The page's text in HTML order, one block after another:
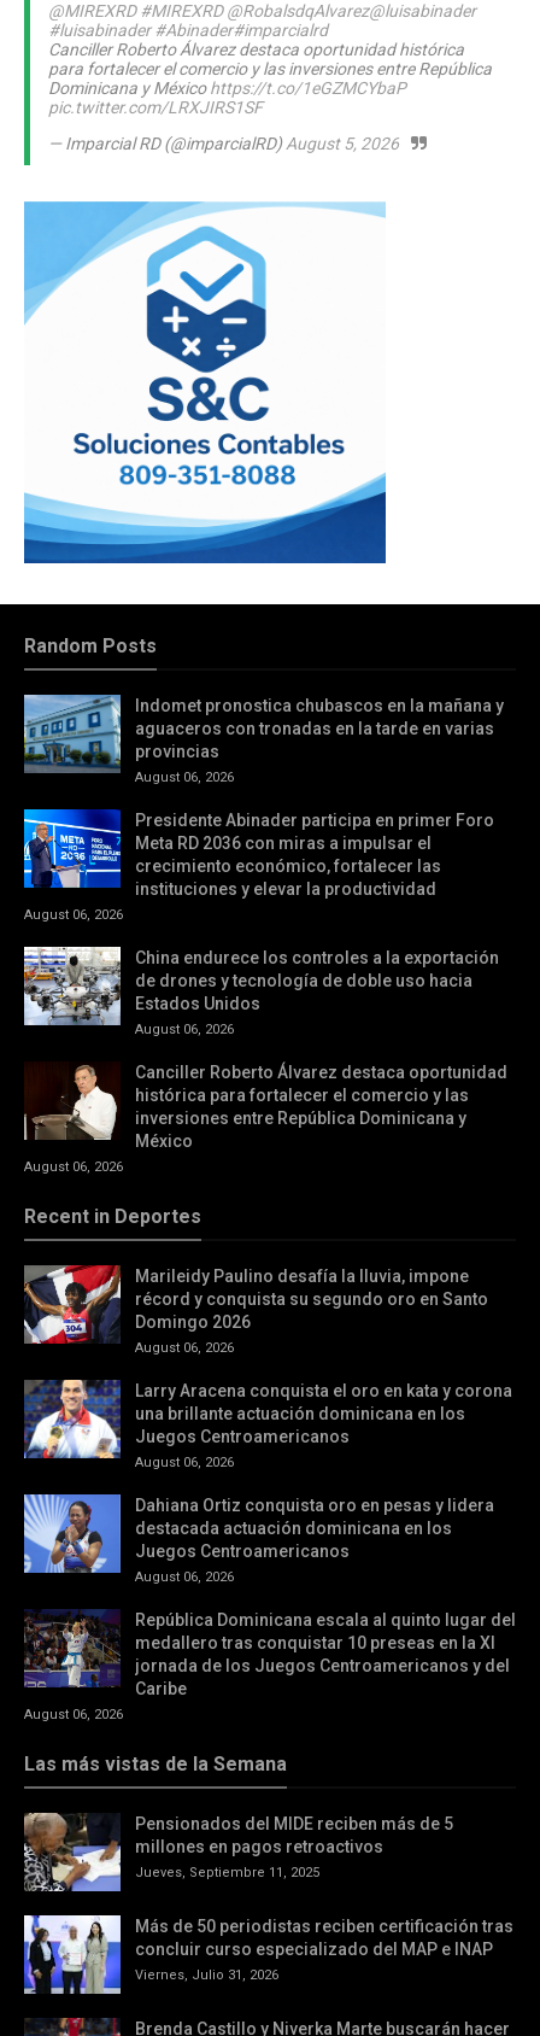
@MIREXRD #MIREXRD @RobalsdqAlvarez@luisabinader
#luisabinader #Abinader#imparcialrd
Canciller Roberto Álvarez destaca oportunidad histórica
para fortalecer el comercio y las inversiones entre República
Dominicana y Méxicohttps://t.co/1eGZMCYbaP
pic.twitter.com/LRXJIRS1SF
— Imparcial RD (@imparcialRD)August 5, 2026
Random Posts
Indomet pronostica chubascos en la mañana y
aguaceros con tronadas en la tarde en varias
provincias
August 06, 2026
Presidente Abinader participa en primer Foro
Meta RD 2036 con miras a impulsar el
crecimiento económico, fortalecer las
instituciones y elevar la productividad
August 06, 2026
China endurece los controles a la exportación
de drones y tecnología de doble uso hacia
Estados Unidos
August 06, 2026
Canciller Roberto Álvarez destaca oportunidad
histórica para fortalecer el comercio y las
inversiones entre República Dominicana y
México
August 06, 2026
Recent in Deportes
Marileidy Paulino desafía la lluvia, impone
récord y conquista su segundo oro en Santo
Domingo 2026
August 06, 2026
Larry Aracena conquista el oro en kata y corona
una brillante actuación dominicana en los
Juegos Centroamericanos
August 06, 2026
Dahiana Ortiz conquista oro en pesas y lidera
destacada actuación dominicana en los
Juegos Centroamericanos
August 06, 2026
República Dominicana escala al quinto lugar del
medallero tras conquistar 10 preseas en la XI
jornada de los Juegos Centroamericanos y del
Caribe
August 06, 2026
Las más vistas de la Semana
Pensionados del MIDE reciben más de 5
millones en pagos retroactivos
Jueves, Septiembre 11, 2025
Más de 50 periodistas reciben certificación tras
concluir curso especializado del MAP e INAP
Viernes, Julio 31, 2026
Brenda Castillo y Niverka Marte buscarán hacer